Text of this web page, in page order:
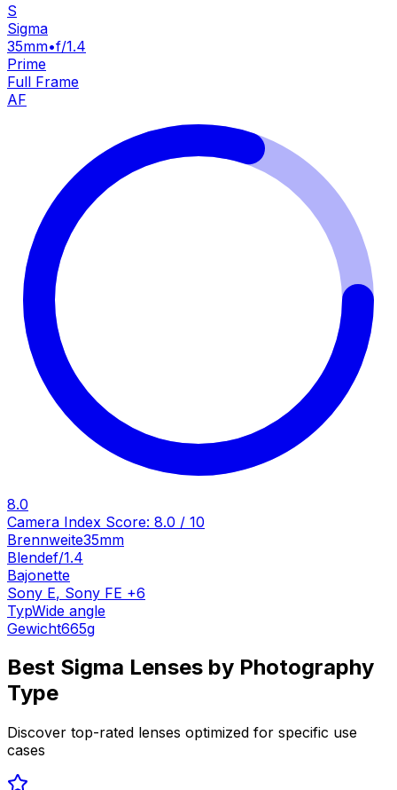
S
Sigma
35mm•f/1.4
Prime
Full Frame
AF
8.0
Camera Index Score: 8.0 / 10
Brennweite35mm
Blendef/1.4
Bajonette
Sony E, Sony FE +6
TypWide angle
Gewicht665g
Best Sigma Lenses by Photography
Type
Discover top-rated lenses optimized for specific use
cases